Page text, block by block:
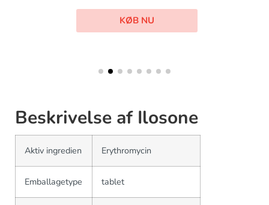
KØB NU
Beskrivelse af Ilosone
Aktiv ingredien Erythromycin
Emballagetype tablet